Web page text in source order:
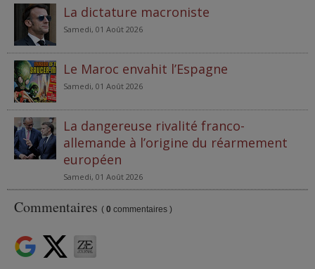
La dictature macroniste
Samedi, 01 Août 2026
Le Maroc envahit l’Espagne
Samedi, 01 Août 2026
La dangereuse rivalité franco-
allemande à l’origine du réarmement
européen
Samedi, 01 Août 2026
Commentaires ( 0 commentaires )